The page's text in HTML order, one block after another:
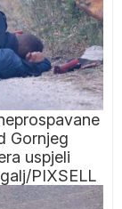
Gornjeg
uspjeli
PIXSELL